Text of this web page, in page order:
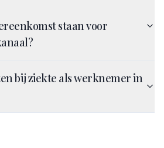
staan voor
bij ziekte als werknemer in